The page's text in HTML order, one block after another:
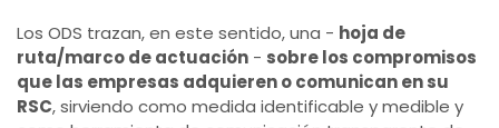
Los ODS trazan, en este sentido, una - hoja de
ruta/marco de actuación - sobre los compromisos
que las empresas adquieren o comunican en su
RSC, sirviendo como medida identificable y medible y